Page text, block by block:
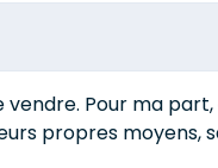
Pour ma
propres moyens,